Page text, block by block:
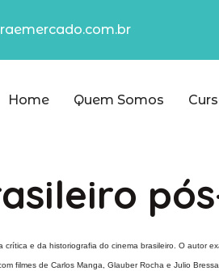
Home Quem Somos
e da historiografia do cinema brasileiro. O autor
filmes de Carlos Manga, Glauber Rocha e Julio